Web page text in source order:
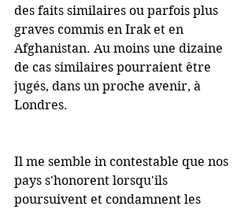
des faits similaires ou parfois plus
graves commis en Irak et en
Afghanistan. Au moins une dizaine
de cas similaires pourraient être
jugés, dans un proche avenir, à
Londres.
Il me semble in contestable que nos
pays s'honorent lorsqu'ils
poursuivent et condamnent les